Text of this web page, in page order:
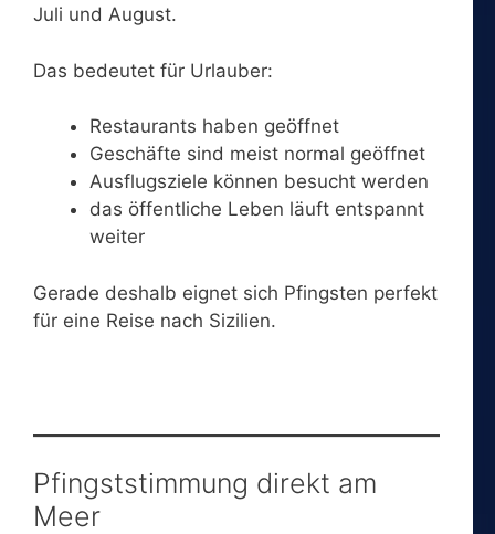
Juli und August.
Das bedeutet für Urlauber:
Restaurants haben geöffnet
Geschäfte sind meist normal geöffnet
Ausflugsziele können besucht werden
das öffentliche Leben läuft entspannt
weiter
Gerade deshalb eignet sich Pfingsten perfekt
für eine Reise nach Sizilien.
Pfingststimmung direkt am
Meer